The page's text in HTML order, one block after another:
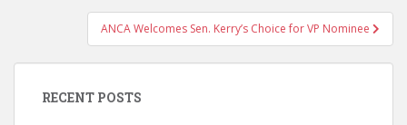
ANCA Welcomes Sen. Kerry’s Choice for VP Nominee
RECENT POSTS